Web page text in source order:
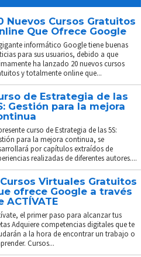
Nuevos Cursos Gratuitos
Que Ofrece Google
informático Google tiene buenas
para sus usuarios, debido a que
ha lanzado 20 nuevos cursos
y totalmente online que...
de Estrategia de las
Gestión para la mejora
curso de Estrategia de las 5S:
para la mejora continua, se
por capítulos extraídos de
realizadas de diferentes autores....
Virtuales Gratuitos
ofrece Google a través
ACTÍVATE
el primer paso para alcanzar tus
Adquiere competencias digitales que te
a la hora de encontrar un trabajo o
Cursos...